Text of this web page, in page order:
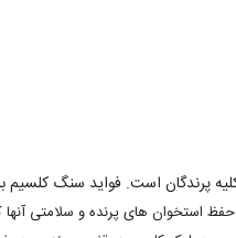
پرندگان است. فواید سنگ کلسیم
های پرنده و سلامتی آنها